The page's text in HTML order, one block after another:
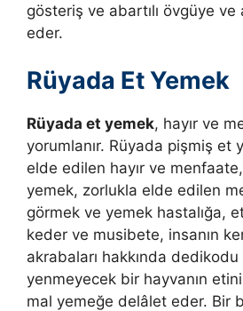
gösteriş ve abartılı övgüye ve
eder.
Rüyada Et Yemek
Rüyada et yemek, hayır ve
yorumlanır. Rüyada pişmiş et
elde edilen hayır ve
yemek, zorlukla elde edilen
görmek ve yemek hastalığa,
keder ve musibete, insanın
akrabaları hakkında
yenmeyecek bir hayvanın
mal yemeğe delâlet eder. Bir